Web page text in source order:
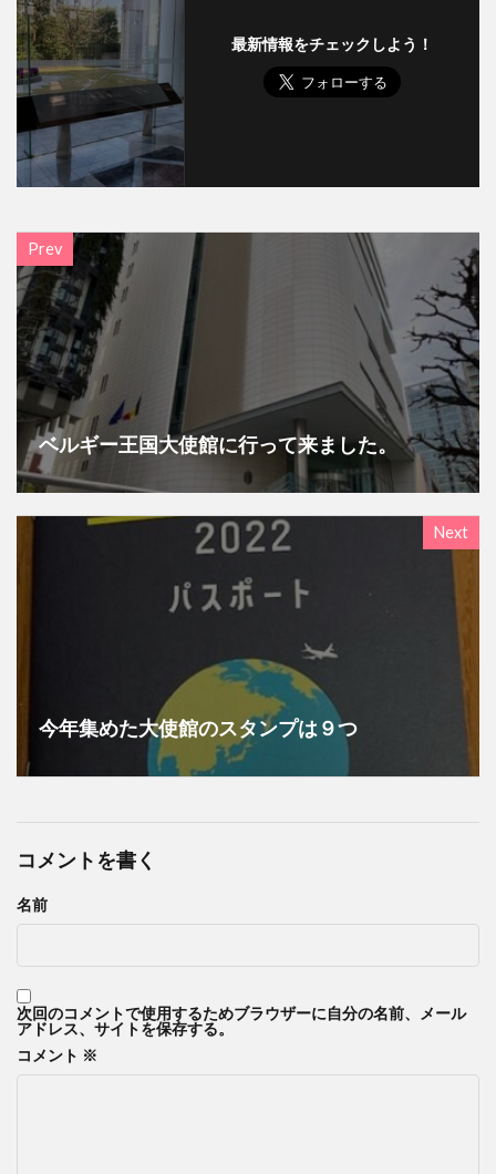
最新情報をチェックしよう！
Prev
ベルギー王国大使館に行って来ました。
Next
今年集めた大使館のスタンプは９つ
コメントを書く
名前
次回のコメントで使用するためブラウザーに自分の名前、メール
アドレス、サイトを保存する。
コメント ※